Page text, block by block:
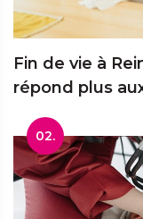
Fin de vie à
répond plus
02.